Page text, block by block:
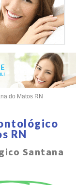
do Matos RN
RN
Santana